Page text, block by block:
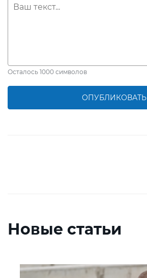
Осталось 1000 символов
ОПУБЛИКОВАТЬ
Новые статьи